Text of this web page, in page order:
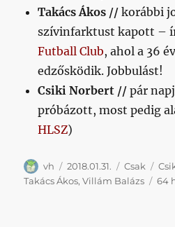
Takács Ákos // korábbi
szívinfarktust kapott –
Futball Club, ahol a 36
edzősködik. Jobbulást!
Csiki Norbert //pár
próbázott, most pedig
HLSZ)
Szerző
vh Közzétéve
2018.01.31. Kategória
Csak
Takács Ákos,Villám Balázs 64